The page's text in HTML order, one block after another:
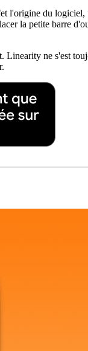
l'origine du
la petite barre
ne s'est